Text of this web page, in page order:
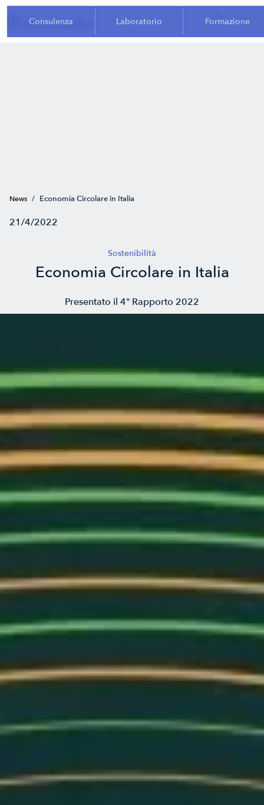
Consulenza Laboratorio Formazione
News / Economia Circolare in Italia
21/4/2022
Sostenibilità
Economia Circolare in Italia
Presentato il 4° Rapporto 2022